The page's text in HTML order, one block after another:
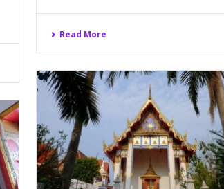
Read More